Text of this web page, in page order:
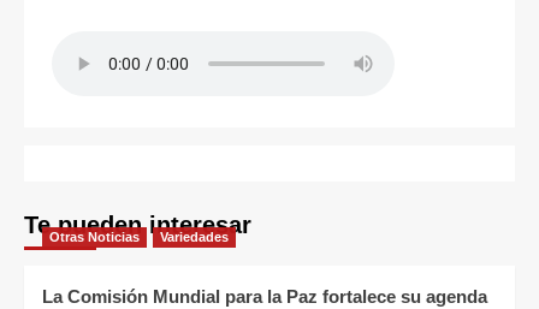
Te pueden interesar
Otras Noticias Variedades
La Comisión Mundial para la Paz fortalece su agenda